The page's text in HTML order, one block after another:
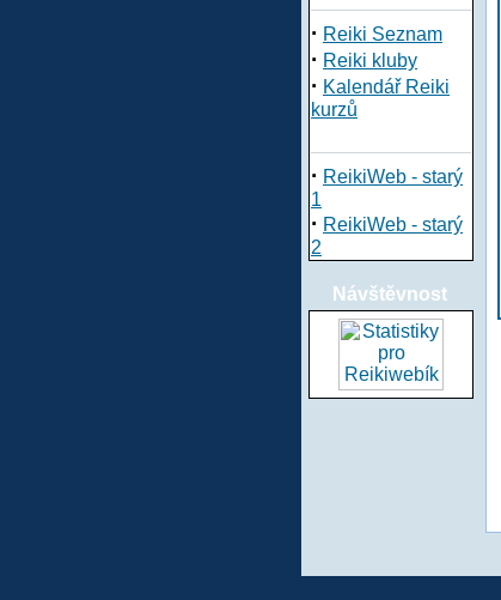
· Reiki Seznam
· Reiki kluby
· Kalendář Reiki
kurzů
· ReikiWeb - starý
1
· ReikiWeb - starý
2
Návštěvnost